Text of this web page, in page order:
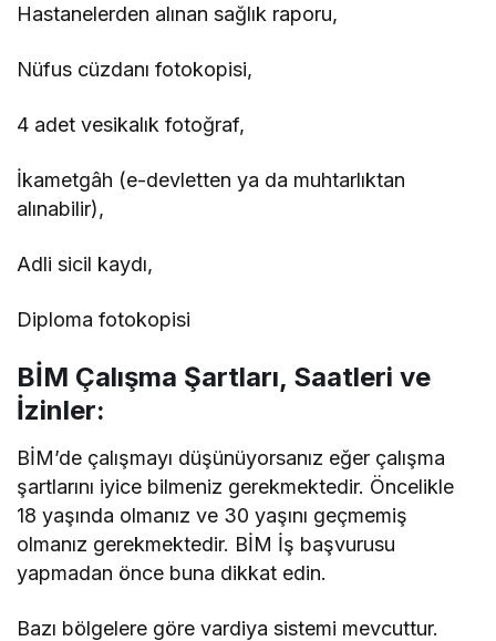
Hastanelerden alınan sağlık raporu,
Nüfus cüzdanı fotokopisi,
4 adet vesikalık fotoğraf,
İkametgâh (e-devletten ya da muhtarlıktan
alınabilir),
Adli sicil kaydı,
Diploma fotokopisi
BİM Çalışma Şartları, Saatleri ve
İzinler:
BİM’de çalışmayı düşünüyorsanız eğer çalışma
şartlarını iyice bilmeniz gerekmektedir. Öncelikle
18 yaşında olmanız ve 30 yaşını geçmemiş
olmanız gerekmektedir. BİM İş başvurusu
yapmadan önce buna dikkat edin.
Bazı bölgelere göre vardiya sistemi mevcuttur.